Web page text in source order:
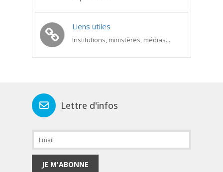
Liens utiles
Institutions, ministères, médias...
Lettre d'infos
JE M'ABONNE